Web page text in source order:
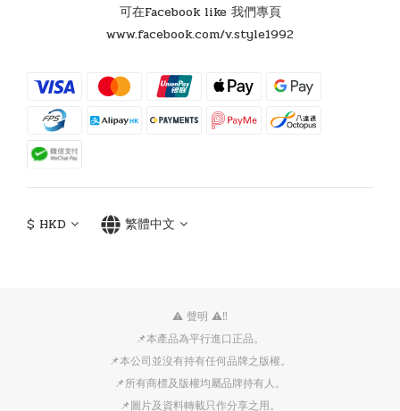
可在Facebook like 我們專頁
www.facebook.com/v.style1992
$ HKD 繁體中文
⚠️ 聲明 ⚠️‼️
📌本產品為平行進口正品。
📌本公司並沒有持有任何品牌之版權。
📌所有商標及版權均屬品牌持有人。
📌圖片及資料轉載只作分享之用。